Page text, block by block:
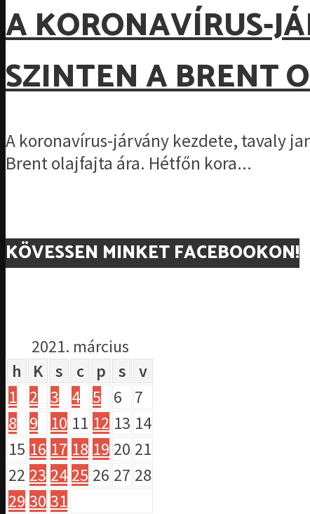
A KORONAVÍRUS-
SZINTEN A BRENT
A koronavírus-járvány kezdete, tavaly
Brent olajfajta ára. Hétfőn kora...
KÖVESSEN MINKET FACEBOOKON!
2021. március
h
K s c p s
v
1
2 3 4 5 6
7
8
9 10 11 12 13 14
15 16 17 18 19 20 21
22 23 24 25 26 27 28
29 30 31